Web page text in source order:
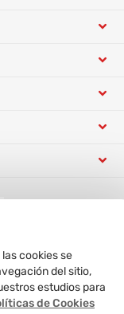
cookies se
del sitio,
estudios para
de Cookies
S.A.C.